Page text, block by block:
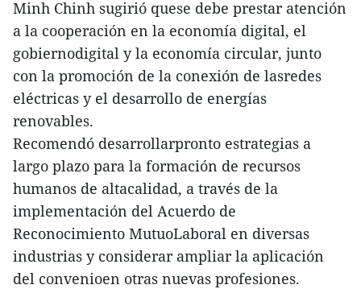
Minh Chinh sugirió quese debe prestar atención
a la cooperación en la economía digital, el
gobiernodigital y la economía circular, junto
con la promoción de la conexión de lasredes
eléctricas y el desarrollo de energías
renovables.
Recomendó desarrollarpronto estrategias a
largo plazo para la formación de recursos
humanos de altacalidad, a través de la
implementación del Acuerdo de
Reconocimiento MutuoLaboral en diversas
industrias y considerar ampliar la aplicación
del convenioen otras nuevas profesiones.